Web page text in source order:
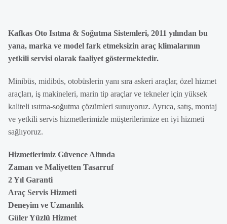
Kafkas Oto Isıtma & Soğutma Sistemleri, 2011 yılından bu
yana, marka ve model fark etmeksizin araç klimalarının
yetkili servisi olarak faaliyet göstermektedir.
Minibüs, midibüs, otobüslerin yanı sıra askeri araçlar, özel hizmet
araçları, iş makineleri, marin tip araçlar ve tekneler için yüksek
kaliteli ısıtma-soğutma çözümleri sunuyoruz. Ayrıca, satış, montaj
ve yetkili servis hizmetlerimizle müşterilerimize en iyi hizmeti
sağlıyoruz.
Hizmetlerimiz Güvence Altında
Zaman ve Maliyetten Tasarruf
2 Yıl Garanti
Araç Servis Hizmeti
Deneyim ve Uzmanlık
Güler Yüzlü Hizmet